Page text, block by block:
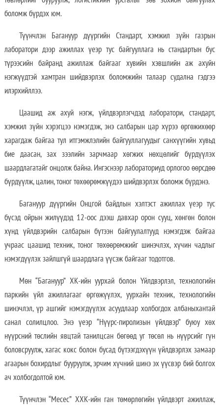
боломж бүрдэх юм.
Түүнчлэн Багануур дүүргийн Стандарт, хэмжил зүйн газрын
лаборатори дээр ажиллах үеэр тус байгууллага нь стандартын бус
түрээсийн байранд ажиллаж байгааг хувийн хэвшлийн аж ахуйн
нэгжүүдтэй хамтран шийдвэрлэх боломжийн талаар судална гэдгээ
илэрхийллээ.
Цаашид аж ахуй нэгж, үйлдвэрлэгчдэд лаборатори, стандарт,
хэмжил зүйн хэрэгцээ нэмэгдэж, энэ салбарын цар хүрээ өргөжихөөр
харагдаж байгаа тул итгэмжлэлийн байгууллагуудыг санхүүгийн хувьд
бие даасан, зах зээлийн зарчмаар хөгжих нөхцөлийг бүрдүүлэх
шаардлагатайг онцолж байна. Ингэснээр лабораториуд орлогоо өөрсдөө
бүрдүүлж, цалин, тоног төхөөрөмжүүдээ шийдвэрлэх боломж бүрдэнэ.
Багануур дүүргийн Онцгой байдлын хэлтэст ажиллах үеэр тус
бүсэд ойрын жилүүдэд 12-оос дээш давхар орон сууц, хөнгөн болон
хүнд үйлдвэрийн салбарын бүтээн байгуулалтууд нэмэгдэж байгаа
учраас цаашид техник, тоног төхөөрөмжийг шинэчлэх, хүчин чадлыг
нэмэгдүүлэх зайлшгүй шаардлага үүсэж байгааг тодотгов.
Мөн “Багануур” ХК-ийн уурхай болон Үйлдвэрлэл, технологийн
паркийн үйл ажиллагааг өргөжүүлэх, уурхайн техник, технологийн
шинэчлэл, үр ашгийг нэмэгдүүлэх асуудлаар холбогдох албаныхантай
санал солилцлоо. Энэ үеэр “Нүүрс-пиролизын үйлдвэр” буюу хөх
нүүрсний төслийн явцтай танилцсан бөгөөд уг төсөл нь нүүрсийг гүн
боловсруулж, хагас кокс болон бусад бүтээгдэхүүн үйлдвэрлэх замаар
агаарын бохирдлыг бууруулж, эрчим хүчний шинэ эх үүсвэр бий болгох
ач холбогдолтой юм.
Түүнчлэн “Месес” ХХК-ийн ган төмөрлөгийн үйлдвэрт ажиллаж,